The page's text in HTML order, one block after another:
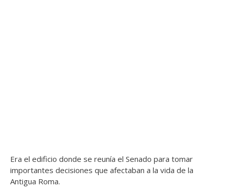
Era el edificio donde se reunía el Senado para tomar
importantes decisiones que afectaban a la vida de la
Antigua Roma.